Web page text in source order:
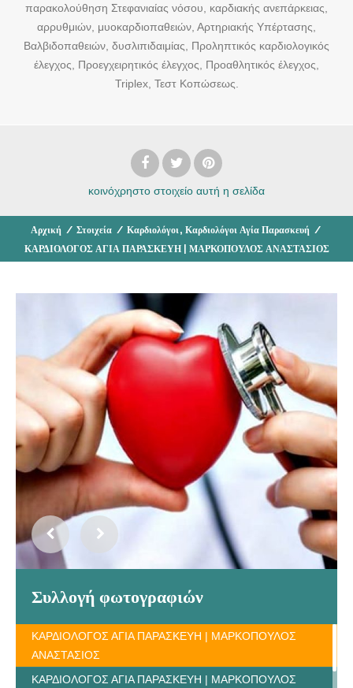
παρακολούθηση Στεφανιαίας νόσου, καρδιακής ανεπάρκειας,
αρρυθμιών, μυοκαρδιοπαθειών, Αρτηριακής Υπέρτασης,
Βαλβιδοπαθειών, δυσλιπιδαιμίας, Προληπτικός καρδιολογικός
έλεγχος, Προεγχειρητικός έλεγχος, Προαθλητικός έλεγχος,
Triplex, Τεστ Κοπώσεως.
κοινόχρηστο στοιχείο αυτή η σελίδα
Αρχική / Στοιχεία / Καρδιολόγοι , Καρδιολόγοι Αγία Παρασκευή /
ΚΑΡΔΙΟΛΟΓΟΣ ΑΓΙΑ ΠΑΡΑΣΚΕΥΗ | ΜΑΡΚΟΠΟΥΛΟΣ ΑΝΑΣΤΑΣΙΟΣ
Συλλογή φωτογραφιών
ΚΑΡΔΙΟΛΟΓΟΣ ΑΓΙΑ ΠΑΡΑΣΚΕΥΗ | ΜΑΡΚΟΠΟΥΛΟΣ
ΑΝΑΣΤΑΣΙΟΣ
ΚΑΡΔΙΟΛΟΓΟΣ ΑΓΙΑ ΠΑΡΑΣΚΕΥΗ | ΜΑΡΚΟΠΟΥΛΟΣ